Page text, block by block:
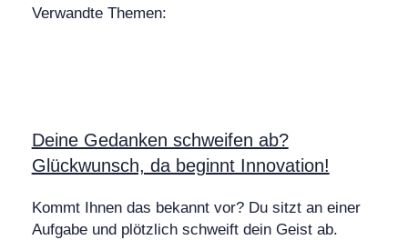
Verwandte Themen:
Deine Gedanken schweifen ab?
Glückwunsch, da beginnt Innovation!
Kommt Ihnen das bekannt vor? Du sitzt an einer
Aufgabe und plötzlich schweift dein Geist ab.